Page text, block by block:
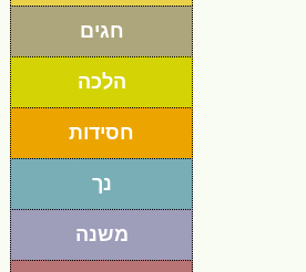
חגים
הלכה
חסידות
נך
משנה